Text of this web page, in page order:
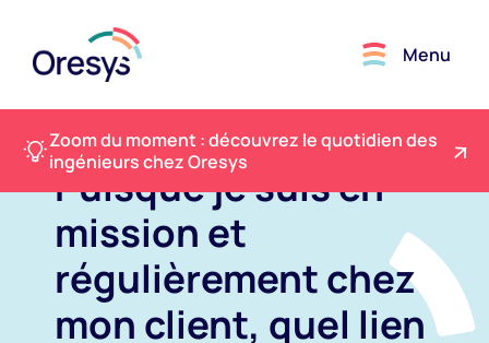
Menu
Zoom du moment : découvrez le quotidien des
ingénieurs chez Oresys
Puisque je suis en
mission et
régulièrement chez
mon client, quel lien